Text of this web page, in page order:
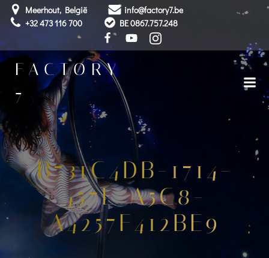
Skip
to
content
Meerhout, België
info@factory7.be
+32 473 116 700
BE 0867.757.248
FACTORY
7
B731C4DB-1714-
457E-A5C8-
A4257F412BE9